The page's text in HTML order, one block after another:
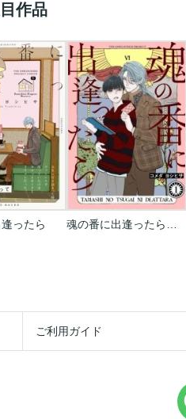
作品
ったら 魂の番に出逢ったら【分冊版】
ご利用ガイド